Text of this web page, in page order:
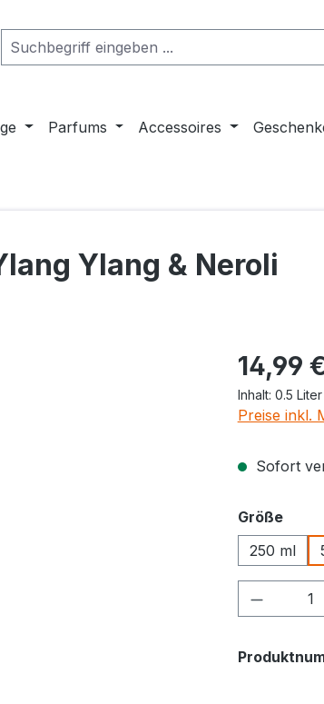
Parfums Accessoires
Ylang & Neroli
Regulärer
14,99 €
Inhalt: 0.5 Liter
Preise inkl.
Sofort
Größe
250 ml